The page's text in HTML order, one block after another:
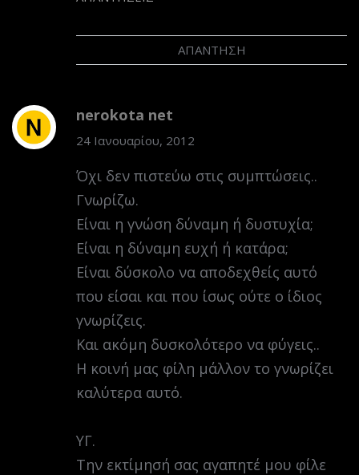
ΑΠΆΝΤΗΣΗ
nerokota net
24 Ιανουαρίου, 2012
Όχι δεν πιστεύω στις συμπτώσεις..
Γνωρίζω.
Είναι η γνώση δύναμη ή δυστυχία;
Είναι η δύναμη ευχή ή κατάρα;
Είναι δύσκολο να αποδεχθείς αυτό
που είσαι και που ίσως ούτε ο ίδιος
γνωρίζεις.
Και ακόμη δυσκολότερο να φύγεις..
Η κοινή μας φίλη μάλλον το γνωρίζει
καλύτερα αυτό.
ΥΓ.
Την εκτίμησή σας αγαπητέ μου φίλε